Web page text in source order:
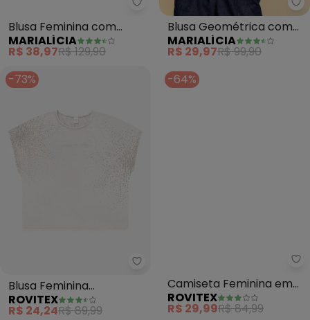
Marialícia - Blusa Feminina
Blusa Feminina com
Bordado (Bege)
MARIALÍCIA
R$ 38,97R$ 129,90
Blusa Geométrica com
Amarração Marialícia
(Bege)
MARIALÍCIA
R$ 29,97R$ 99,90
-73%
Rovitex - Blusa Feminina
Blusa Feminina
Viscotorcion (Bege)
ROVITEX
R$ 24,24R$ 89,99
-64%
Camiseta Feminina em
Meia Malha (Bege)
ROVITEX
R$ 29,99R$ 84,99